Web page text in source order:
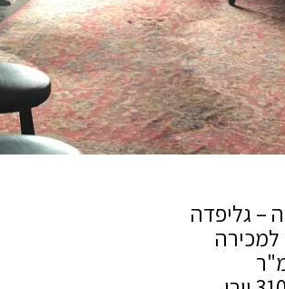
– גליפדה
למכירה